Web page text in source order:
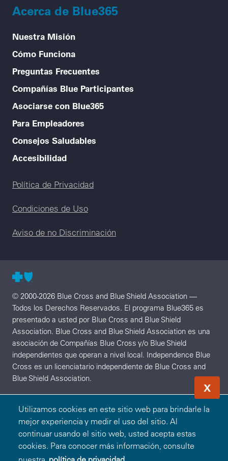
Utilizamos cookies en este sitio web para brindarle la
mejor experiencia y medir el uso del sitio. Al
continuar usando el sitio web, usted acepta estas
cookies. Para conocer más información, consulte
X
Acerca de Blue365
Nuestra Misión
Cómo Funciona
Preguntas Frecuentes
Compañías Blue Participantes
Asociarse con Blue365
Para Empleadores
Consejos Saludables
Accesibilidad
Legal menu
Política de Privacidad
Condiciones de Uso
Aviso de no Discriminación
© 2000-2026 Blue Cross and Blue Shield Association —
Todos los Derechos Reservados. El programa Blue365 es
presentado a usted por Blue Cross and Blue Shield
Association. Blue Cross and Blue Shield Association es una
asociación de Compañías Blue Cross y/o Blue Shield
independientes que operan a nivel local. Independence Blue
Cross es un licenciatario independiente de Blue Cross and
Blue Shield Association.